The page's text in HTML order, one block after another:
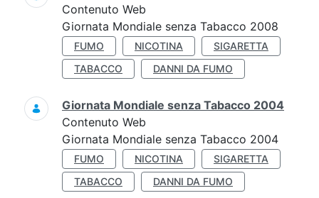
Contenuto Web
Giornata Mondiale senza Tabacco 2008
FUMO NICOTINA
SIGARETTA
TABACCO
DANNI DA FUMO
Giornata Mondiale senza Tabacco 2004
Contenuto Web
Giornata Mondiale senza Tabacco 2004
FUMO NICOTINA
SIGARETTA
TABACCO
DANNI DA FUMO